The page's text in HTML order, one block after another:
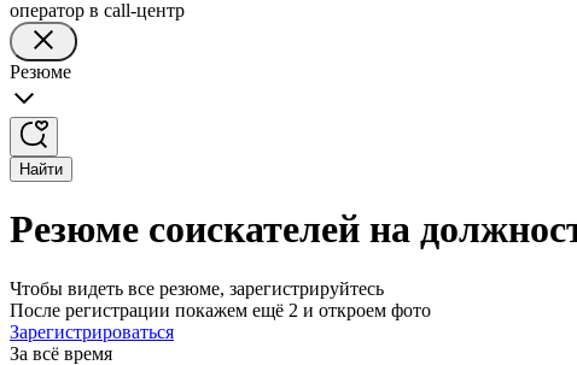
оператор в call-центр
Резюме
Найти
Резюме соискателей на
Чтобы видеть все резюме, зарегистрируйтесь
После регистрации покажем ещё 2 и откроем фото
Зарегистрироваться
За всё время